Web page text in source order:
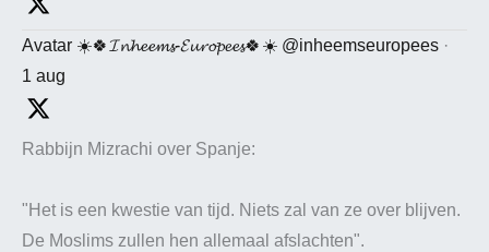
Avatar ☀️🍀𝓘𝓷𝓱𝓮𝓮𝓶𝓼-𝓔𝓾𝓻𝓸𝓹𝓮𝓮𝓼🍀☀️ @inheemseuropees ·
1 aug
Rabbijn Mizrachi over Spanje:
"Het is een kwestie van tijd. Niets zal van ze over blijven.
De Moslims zullen hen allemaal afslachten".